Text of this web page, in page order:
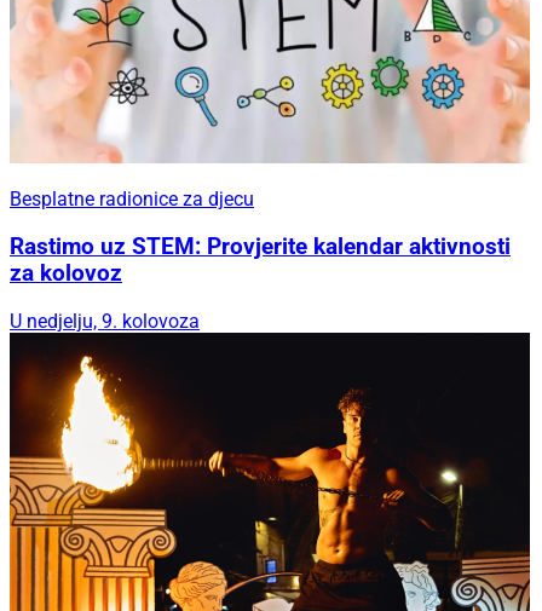
Besplatne radionice za djecu
Rastimo uz STEM: Provjerite kalendar aktivnosti
za kolovoz
U nedjelju, 9. kolovoza